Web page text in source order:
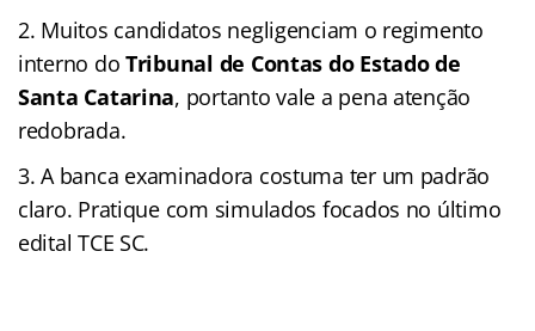
Muitos candidatos negligenciam o regimento
interno doTribunal de Contas do Estado de
Santa Catarina, portanto vale a pena atenção
redobrada.
A banca examinadora costuma ter um padrão
claro. Pratique com simulados focados no último
edital TCE SC.